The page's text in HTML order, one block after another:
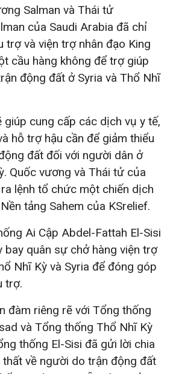
Salman và Thái tử
của Saudi Arabia đã chỉ
trợ và viện trợ nhân đạo King
cầu hàng không để trợ giúp
động đất ở Syria và Thổ Nhĩ
giúp cung cấp các dịch vụ y tế,
hỗ trợ hậu cần để giảm thiểu
đất đối với người dân ở
Quốc vương và Thái tử của
lệnh tổ chức một chiến dịch
tảng Sahem của KSrelief.
Ai Cập Abdel-Fattah El-Sisi
bay quân sự chở hàng viện trợ
Nhĩ Kỳ và Syria để đóng góp
trợ.
đàm riêng rẽ với Tổng thống
và Tổng thống Thổ Nhĩ Kỳ
thống El-Sisi đã gửi lời chia
về người do trận động đất